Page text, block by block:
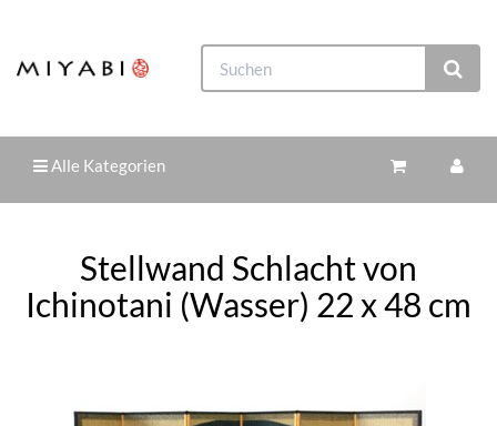
Alle Kategorien
Stellwand Schlacht von
Ichinotani (Wasser) 22 x 48 cm